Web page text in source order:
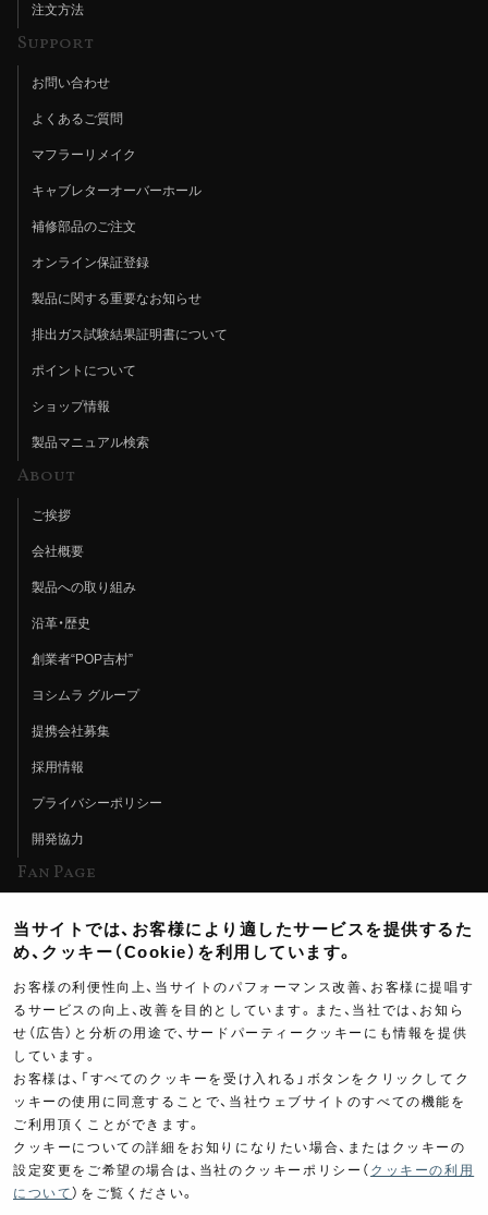
注文方法
Support
お問い合わせ
よくあるご質問
マフラーリメイク
キャブレターオーバーホール
補修部品のご注文
オンライン保証登録
製品に関する重要なお知らせ
排出ガス試験結果証明書について
ポイントについて
ショップ情報
製品マニュアル検索
About
ご挨拶
会社概要
製品への取り組み
沿革・歴史
創業者“POP吉村”
ヨシムラ グループ
提携会社募集
採用情報
プライバシーポリシー
開発協力
Fan Page
ヨシムラTV
イベント情報
イベントスケジュール
ツーリングブレイクタイム
製品ポスター
当サイトでは、お客様により適したサービスを提供するた
め、クッキー（Cookie）を利用しています。
お客様の利便性向上、当サイトのパフォーマンス改善、お客様に提唱す
るサービスの向上、改善を目的としています。また、当社では、お知ら
せ（広告）と分析の用途で、サードパーティークッキーにも情報を提供
しています。
お客様は、「すべてのクッキーを受け入れる」ボタンをクリックしてク
ッキーの使用に同意することで、当社ウェブサイトのすべての機能を
ご利用頂くことができます。
クッキーについての詳細をお知りになりたい場合、またはクッキーの
設定変更をご希望の場合は、当社のクッキーポリシー（ クッキーの利用
について ）をご覧ください。